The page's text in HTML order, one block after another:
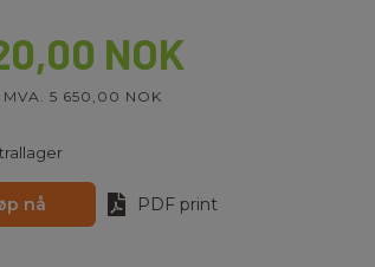
NOK
5 650,00 NOK
nå PDF print